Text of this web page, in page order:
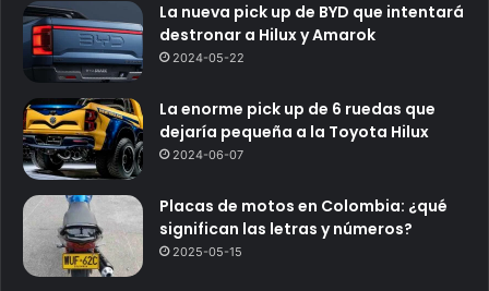
La nueva pick up de BYD que intentará
destronar a Hilux y Amarok
2024-05-22
La enorme pick up de 6 ruedas que
dejaría pequeña a la Toyota Hilux
2024-06-07
Placas de motos en Colombia: ¿qué
significan las letras y números?
2025-05-15